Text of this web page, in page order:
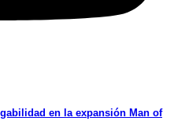
en la expansión Man of